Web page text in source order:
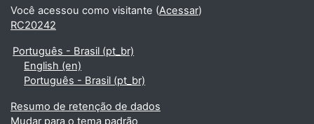
Você acessou como visitante (Acessar)
RC20242
Português - Brasil ‎(pt_br)‎
English ‎(en)‎
Português - Brasil ‎(pt_br)‎
Resumo de retenção de dados
Mudar para o tema padrão